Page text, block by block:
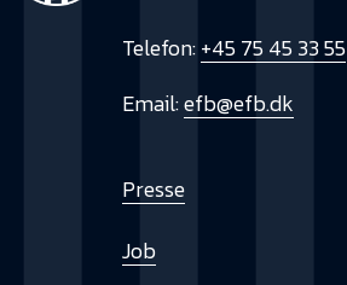
Telefon:+45 75 45 33 55
Email:efb@efb.dk
Presse
Job